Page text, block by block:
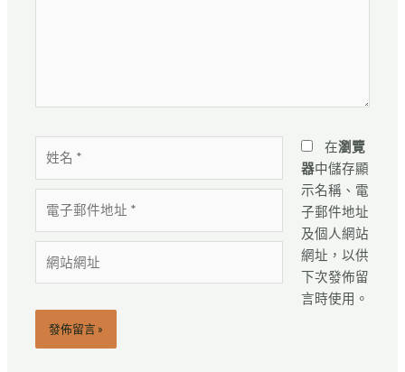
名
*
子
郵
件
地
址
站
址
在瀏覽
器中儲存顯
示名稱、電
子郵件地址
及個人網站
網址，以供
下次發佈留
言時使用。